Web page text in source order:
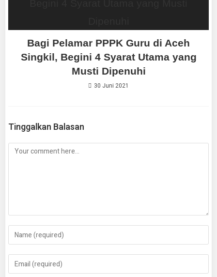
Bagi Pelamar PPPK Guru di Aceh
Singkil, Begini 4 Syarat Utama yang
Musti Dipenuhi
30 Juni 2021
Tinggalkan Balasan